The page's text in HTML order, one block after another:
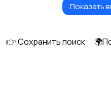
Бытовые услуги иПоказать
👉 Сохранить поиск